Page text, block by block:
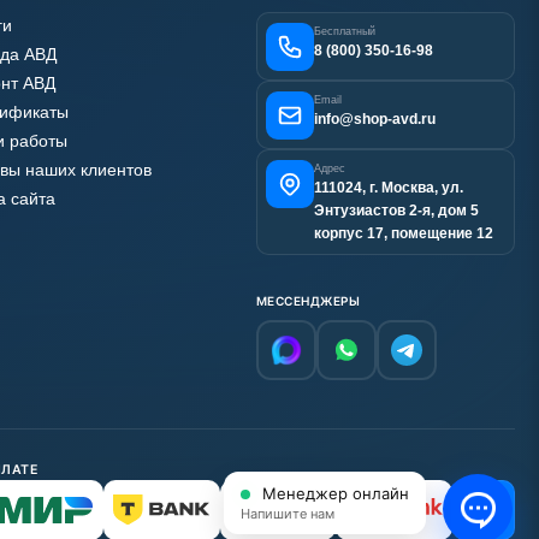
АВД
АВД
работы
наших клиентов
сайта
Бесплатный
8 (800) 350-16-98
Email
info@shop-avd.ru
Адрес
111024, г. Москва, ул.
Энтузиастов 2-я, дом 5
корпус 17, помещение 12
МЕССЕНДЖЕРЫ
С НДС
Менеджер онлайн
Напишите нам